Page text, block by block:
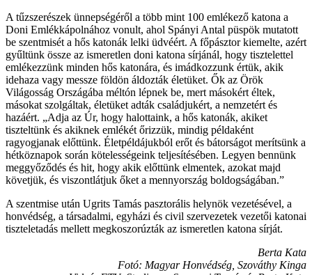
A tűzszerészek ünnepségéről a több mint 100 emlékező katona a
Doni Emlékkápolnához vonult, ahol Spányi Antal püspök mutatott
be szentmisét a hős katonák lelki üdvéért. A főpásztor kiemelte, azért
gyűltünk össze az ismeretlen doni katona sírjánál, hogy tisztelettel
emlékezzünk minden hős katonára, és imádkozzunk értük, akik
idehaza vagy messze földön áldozták életüket. Ők az Örök
Világosság Országába méltón lépnek be, mert másokért éltek,
másokat szolgáltak, életüket adták családjukért, a nemzetért és
hazáért. „Adja az Úr, hogy halottaink, a hős katonák, akiket
tiszteltünk és akiknek emlékét őrizzük, mindig példaként
ragyogjanak előttünk. Életpéldájukból erőt és bátorságot merítsünk a
hétköznapok során kötelességeink teljesítésében. Legyen bennünk
meggyőződés és hit, hogy akik előttünk elmentek, azokat majd
követjük, és viszontlátjuk őket a mennyország boldogságában.”
A szentmise után Ugrits Tamás pasztorális helynök vezetésével, a
honvédség, a társadalmi, egyházi és civil szervezetek vezetői katonai
tiszteletadás mellett megkoszorúzták az ismeretlen katona sírját.
Berta Kata
Fotó: Magyar Honvédség, Szováthy Kinga